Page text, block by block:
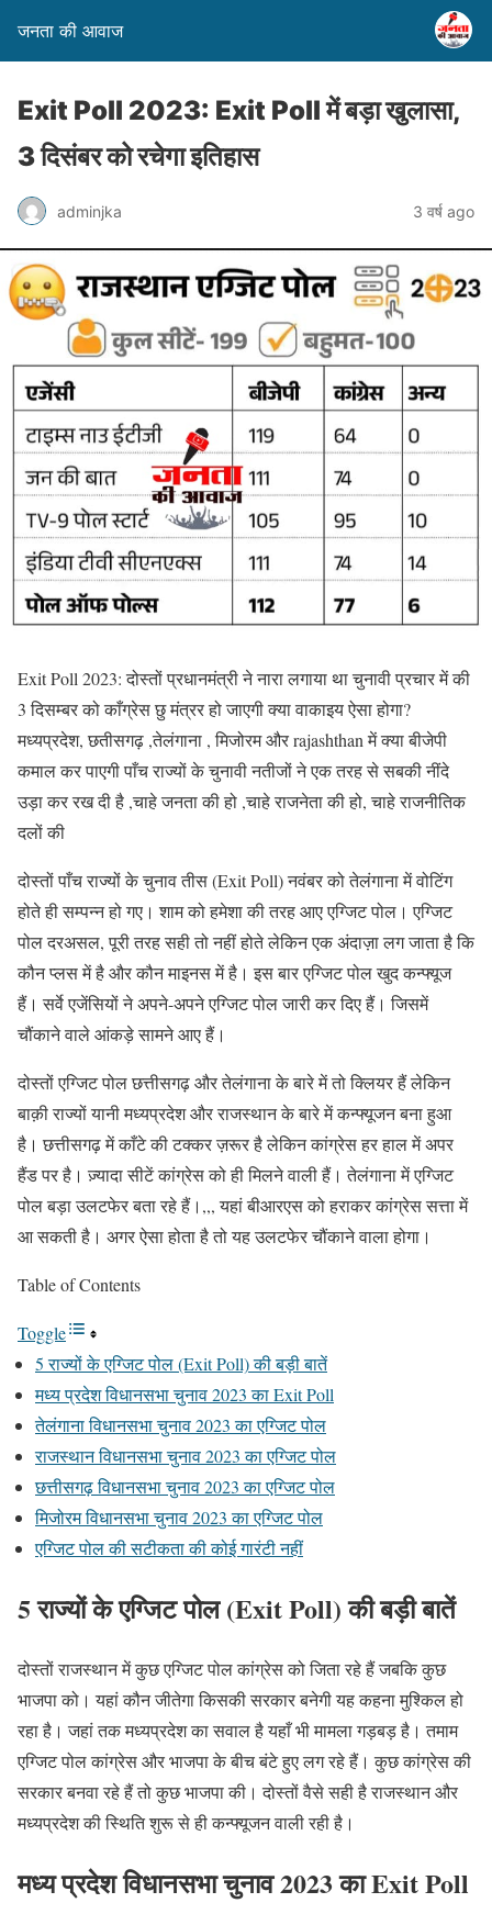
जनता की आवाज
Exit Poll 2023: Exit Poll में बड़ा खुलासा,
3 दिसंबर को रचेगा इतिहास
adminjka 3 वर्ष ago
Exit Poll 2023: दोस्तों प्रधानमंत्री ने नारा लगाया था चुनावी प्रचार में की
3 दिसम्बर को काँग्रेस छु मंत्रर हो जाएगी क्या वाकाइय ऐसा होगा?
मध्यप्रदेश, छतीसगढ़ ,तेलंगाना , मिजोरम और rajashthan में क्या बीजेपी
कमाल कर पाएगी पाँच राज्यों के चुनावी नतीजों ने एक तरह से सबकी नींदे
उड़ा कर रख दी है ,चाहे जनता की हो ,चाहे राजनेता की हो, चाहे राजनीतिक
दलों की
दोस्तों पाँच राज्यों के चुनाव तीस (Exit Poll) नवंबर को तेलंगाना में वोटिंग
होते ही सम्पन्न हो गए। शाम को हमेशा की तरह आए एग्जिट पोल। एग्जिट
पोल दरअसल, पूरी तरह सही तो नहीं होते लेकिन एक अंदाज़ा लग जाता है कि
कौन प्लस में है और कौन माइनस में है। इस बार एग्जिट पोल खुद कन्फ्यूज
हैं। सर्वे एजेंसियों ने अपने-अपने एग्जिट पोल जारी कर दिए हैं। जिसमें
चौंकाने वाले आंकड़े सामने आए हैं।
दोस्तों एग्जिट पोल छत्तीसगढ़ और तेलंगाना के बारे में तो क्लियर हैं लेकिन
बाक़ी राज्यों यानी मध्यप्रदेश और राजस्थान के बारे में कन्फ्यूजन बना हुआ
है। छत्तीसगढ़ में काँटे की टक्कर ज़रूर है लेकिन कांग्रेस हर हाल में अपर
हैंड पर है। ज़्यादा सीटें कांग्रेस को ही मिलने वाली हैं। तेलंगाना में एग्जिट
पोल बड़ा उलटफेर बता रहे हैं।,,, यहां बीआरएस को हराकर कांग्रेस सत्ता में
आ सकती है। अगर ऐसा होता है तो यह उलटफेर चौंकाने वाला होगा।
Table of Contents
Toggle
5 राज्यों के एग्जिट पोल (Exit Poll) की बड़ी बातें
मध्‍य प्रदेश विधानसभा चुनाव 2023 का Exit Poll
तेलंगाना विधानसभा चुनाव 2023 का एग्जिट पोल
राजस्थान विधानसभा चुनाव 2023 का एग्जिट पोल
छत्तीसगढ़ विधानसभा चुनाव 2023 का एग्जिट पोल
मिजोरम विधानसभा चुनाव 2023 का एग्जिट पोल
एग्जिट पोल की सटीकता की कोई गारंटी नहीं
5 राज्यों के एग्जिट पोल (Exit Poll) की बड़ी बातें
दोस्तों राजस्थान में कुछ एग्जिट पोल कांग्रेस को जिता रहे हैं जबकि कुछ
भाजपा को। यहां कौन जीतेगा किसकी सरकार बनेगी यह कहना मुश्किल हो
रहा है। जहां तक मध्यप्रदेश का सवाल है यहाँ भी मामला गड़बड़ है। तमाम
एग्जिट पोल कांग्रेस और भाजपा के बीच बंटे हुए लग रहे हैं। कुछ कांग्रेस की
सरकार बनवा रहे हैं तो कुछ भाजपा की। दोस्तों वैसे सही है राजस्थान और
मध्यप्रदेश की स्थिति शुरू से ही कन्फ्यूजन वाली रही है।
मध्‍य प्रदेश विधानसभा चुनाव 2023 का Exit Poll